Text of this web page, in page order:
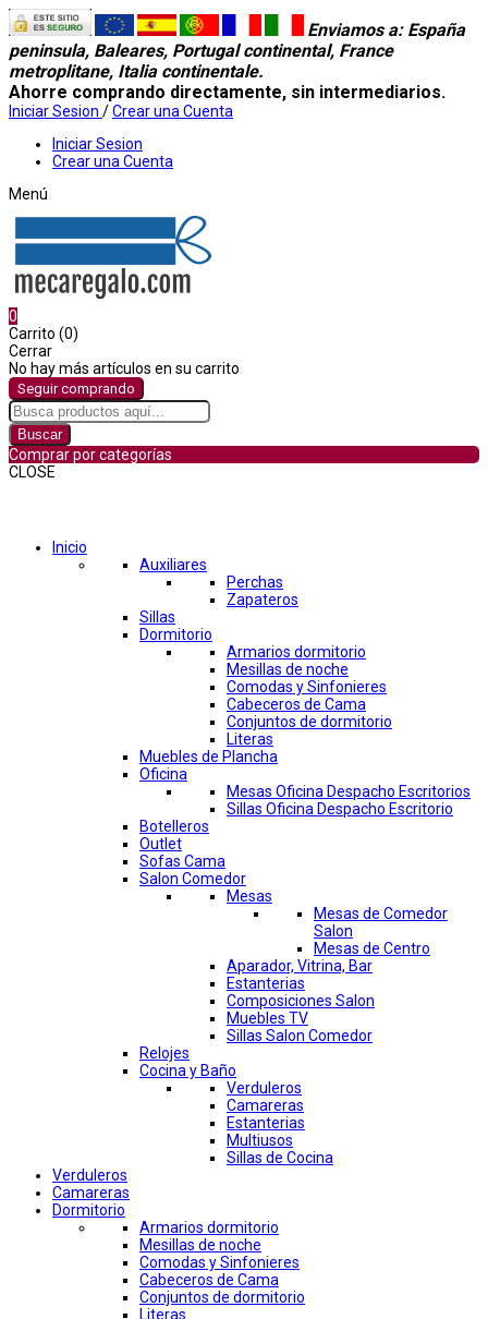
Enviamos a: España
peninsula, Baleares, Portugal continental, France
metroplitane, Italia continentale.
Ahorre comprando directamente, sin intermediarios.
Iniciar Sesion /Crear una Cuenta
Iniciar Sesion
Crear una Cuenta
Menú
0
Carrito (0)
Cerrar
No hay más artículos en su carrito
Seguir comprando
Buscar
Comprar por categorías
CLOSE
Inicio
Auxiliares
Perchas
Zapateros
Sillas
Dormitorio
Armarios dormitorio
Mesillas de noche
Comodas y Sinfonieres
Cabeceros de Cama
Conjuntos de dormitorio
Literas
Muebles de Plancha
Oficina
Mesas Oficina Despacho Escritorios
Sillas Oficina Despacho Escritorio
Botelleros
Outlet
Sofas Cama
Salon Comedor
Mesas
Mesas de Comedor
Salon
Mesas de Centro
Aparador, Vitrina, Bar
Estanterias
Composiciones Salon
Muebles TV
Sillas Salon Comedor
Relojes
Cocina y Baño
Verduleros
Camareras
Estanterias
Multiusos
Sillas de Cocina
Verduleros
Camareras
Dormitorio
Armarios dormitorio
Mesillas de noche
Comodas y Sinfonieres
Cabeceros de Cama
Conjuntos de dormitorio
Literas